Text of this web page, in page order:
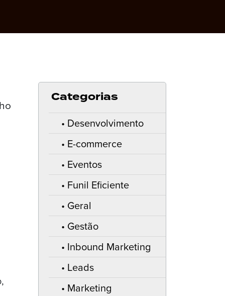
Categorias
Desenvolvimento
E-commerce
Eventos
Funil Eficiente
Geral
Gestão
Inbound Marketing
Leads
Marketing